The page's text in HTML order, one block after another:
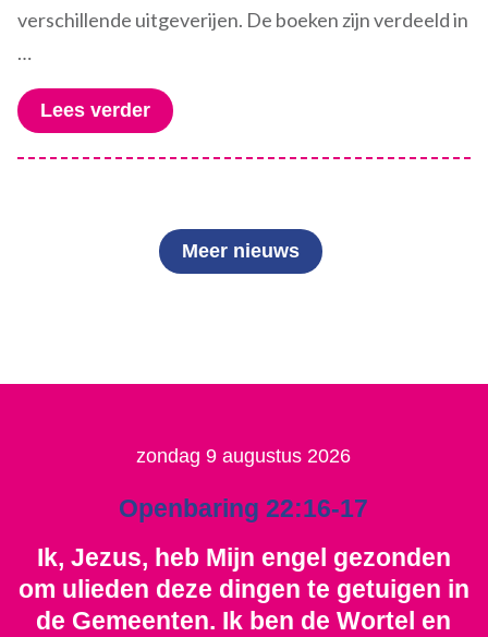
verschillende uitgeverijen. De boeken zijn verdeeld in
…
Lees verder
Meer nieuws
zondag 9 augustus 2026
Openbaring 22:16-17
Ik, Jezus, heb Mijn engel gezonden
om ulieden deze dingen te getuigen in
de Gemeenten. Ik ben de Wortel en